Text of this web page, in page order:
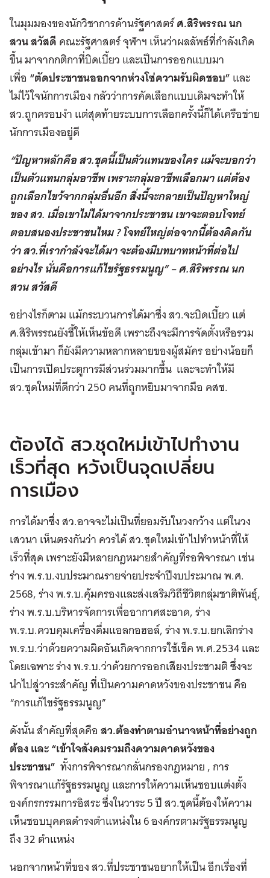
ในมุมมองของนักวิชาการด้านรัฐศาสตร์ศ.สิริพรรณ นก
สวน สวัสดีคณะรัฐศาสตร์ จุฬาฯ เห็นว่าผลลัพธ์ที่กำลังเกิด
ขึ้น มาจากกติกาที่บิดเบี้ยว และเป็นการออกแบบมา
เพื่อ “ตัดประชาชนออกจากห่วงโซ่ความรับผิดชอบ”และ
ไม่ไว้ใจนักการเมือง กลัวว่าการคัดเลือกแบบเดิมจะทำให้
สว.ถูกครอบงำ แต่สุดท้ายระบบการเลือกครั้งนี้ก็ได้เครือข่าย
นักการเมืองอยู่ดี
“ปัญหาหลักคือ สว.ชุดนี้เป็นตัวแทนของใคร แม้จะบอกว่า
เป็นตัวแทนกลุ่มอาชีพ เพราะกลุ่มอาชีพเลือกมา แต่ต้อง
ถูกเลือกไขว้จากกลุ่มอื่นอีก สิ่งนี้จะกลายเป็นปัญหาใหญ่
ของ สว. เมื่อเขาไม่ได้มาจากประชาชน เขาจะตอบโจทย์
ตอบสนองประชาชนไหม ? โจทย์ใหญ่ต่อจากนี้ต้องคิดกัน
ว่า สว.ที่เรากำลังจะได้มา จะต้องมีบทบาทหน้าที่ต่อไป
อย่างไร นั่นคือการแก้ไขรัฐธรรมนูญ” –ศ.สิริพรรณ นก
สวน สวัสดี
อย่างไรก็ตาม แม้กระบวนการได้มาซึ่ง สว.จะบิดเบี้ยว แต่
ศ.สิริพรรณยังชี้ให้เห็นข้อดี เพราะถึงจะมีการจัดตั้งหรือรวม
กลุ่มเข้ามา ก็ยังมีความหลากหลายของผู้สมัคร อย่างน้อยก็
เป็นการเปิดประตูการมีส่วนร่วมมากขึ้น และจะทำให้มี
สว.ชุดใหม่ที่ดีกว่า 250 คนที่ถูกหยิบมาจากมือ คสช.
ต้องได้ สว.ชุดใหม่เข้าไปทำงาน
เร็วที่สุด หวังเป็นจุดเปลี่ยน
การเมือง
การได้มาซึ่ง สว.อาจจะไม่เป็นที่ยอมรับในวงกว้าง แต่ในวง
เสวนา เห็นตรงกันว่า ควรได้ สว.ชุดใหม่เข้าไปทำหน้าที่ให้
เร็วที่สุด เพราะยังมีหลายกฎหมายสำคัญที่รอพิจารณา เช่น
ร่าง พ.ร.บ.งบประมาณรายจ่ายประจำปีงบประมาณ พ.ศ.
2568, ร่าง พ.ร.บ.คุ้มครองและส่งเสริมวิถีชีวิตกลุ่มชาติพันธุ์,
ร่าง พ.ร.บ.บริหารจัดการเพื่ออากาศสะอาด, ร่าง
พ.ร.บ.ควบคุมเครื่องดื่มแอลกอฮอล์, ร่าง พ.ร.บ.ยกเลิกร่าง
พ.ร.บ.ว่าด้วยความผิดอันเกิดจากการใช้เช็ค พ.ศ.2534 และ
โดยเฉพาะ ร่าง พ.ร.บ.ว่าด้วยการออกเสียงประชามติ ซึ่งจะ
นำไปสู่วาระสำคัญ ที่เป็นความคาดหวังของประชาชน คือ
“การแก้ไขรัฐธรรมนูญ”
ดังนั้น สำคัญที่สุดคือสว.ต้องทำตามอำนาจหน้าที่อย่างถูก
ต้อง และ “เข้าใจสังคมรวมถึงความคาดหวังของ
ประชาชน” ทั้งการพิจารณากลั่นกรองกฎหมาย , การ
พิจารณาแก้รัฐธรรมนูญ และการให้ความเห็นชอบแต่งตั้ง
องค์กรกรรมการอิสระ ซึ่งในวาระ 5 ปี สว.ชุดนี้ต้องให้ความ
เห็นชอบบุคคลดำรงตำแหน่งใน 6 องค์กรตามรัฐธรรมนูญ
ถึง 32 ตำแหน่ง
นอกจากหน้าที่ของ สว.ที่ประชาชนอยากให้เป็น อีกเรื่องที่